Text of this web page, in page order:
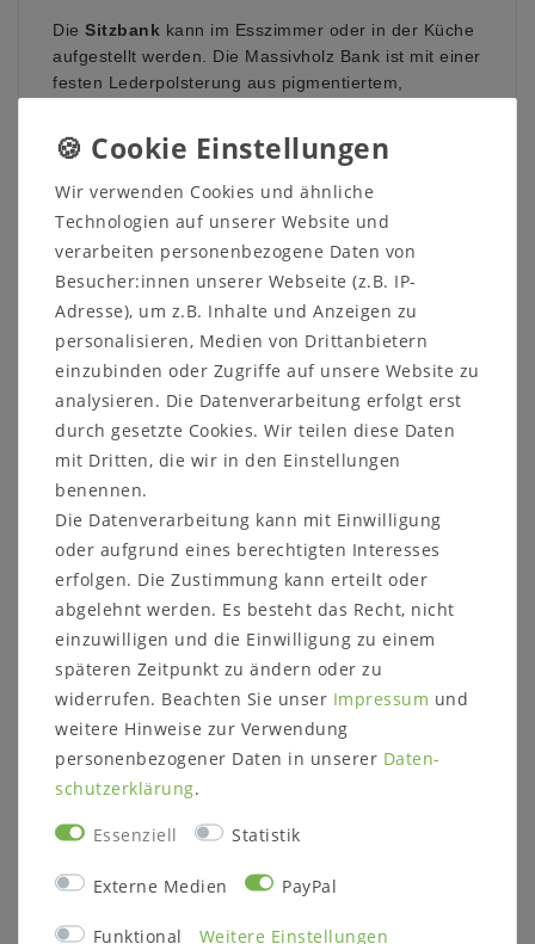
Die Sitzbank kann im Esszimmer oder in der Küche
aufgestellt werden. Die Massivholz Bank ist mit einer
festen Lederpolsterung aus pigmentiertem,
17 verschiedenen Lederfarben
oder Sie suchen ein ganz anderes Möbelstück?
KontaktierenSie uns auf unserer Internetseite
oder rufen Sie uns an unter05321/685990
Auf Grund verschiedener Bildschirmeinstellungen
sowie der Lichtverhältnisse beim Fotografieren kann
es dazu führen, dass die Farbe des Artikels nicht
authentisch wiedergegeben wird.
Informationen zum Möbelstück:
Maße:
Breite: 180 cm
Tiefe: 56 cm
Sitzhöhe: 47 cm
Sitztiefe: 44,5 cm
Rinderleder (100%), Farbauswahl: Abbildung
Wir verwenden Cookies und ähnliche
Technologien auf unserer Website und
verarbeiten personenbezogene Daten von
Besucher:innen unserer Webseite (z.B. IP-
Adresse), um z.B. Inhalte und Anzeigen zu
personalisieren, Medien von Drittanbietern
einzubinden oder Zugriffe auf unsere Website zu
analysieren. Die Datenverarbeitung erfolgt erst
durch gesetzte Cookies. Wir teilen diese Daten
mit Dritten, die wir in den Einstellungen
benennen.
Die Datenverarbeitung kann mit Einwilligung
oder aufgrund eines berechtigten Interesses
erfolgen. Die Zustimmung kann erteilt oder
abgelehnt werden. Es besteht das Recht, nicht
einzuwilligen und die Einwilligung zu einem
späteren Zeitpunkt zu ändern oder zu
widerrufen. Beachten Sie unser Impressum und
weitere Hinweise zur Verwendung
personenbezogener Daten in unserer Daten­
schutz­erklärung.
Essenziell Statistik
Externe Medien PayPal
Funktional Weitere Einstellungen